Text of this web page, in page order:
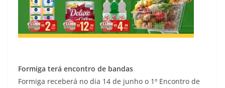
Formiga terá encontro de bandas
Formiga receberá no dia 14 de junho o 1º Encontro de